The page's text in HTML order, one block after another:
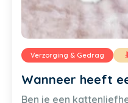
Verzorging & Gedrag
Wanneer heeft
Ben je een